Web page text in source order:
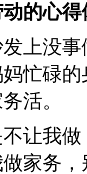
的心得
上没
忙碌
活。
让我
家务